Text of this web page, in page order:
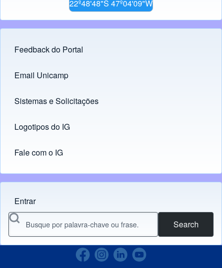
22º48'48"S 47º04'09"W
Footer menu
Feedback do Portal
Links
Email Unicamp
(opens in new tab)
Sistemas e Solicitações
(opens in new tab)
Logotipos do IG
(opens in new tab)
Fale com o IG
Menu do usuário
Entrar
Search